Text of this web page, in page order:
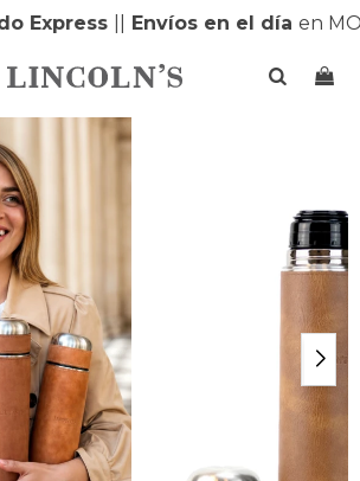
Express|| Envíos en el díaen